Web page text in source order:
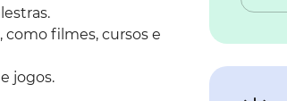
filmes, cursos e
jogos.